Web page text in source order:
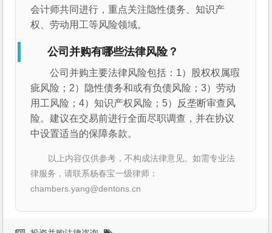
会计师共同进行，重点关注隐性债务、知识产
权、劳动用工等风险领域。
公司并购有哪些法律风险？
公司并购主要法律风险包括：1）股权权属瑕
疵风险；2）隐性债务和或有负债风险；3）劳动
用工风险；4）知识产权风险；5）反垄断审查风
险。建议在交易前进行全面尽职调查，并在协议
中设置适当的保障条款。
以上内容仅供参考，不构成法律意见。如需专业法
律服务，请联系杨春宝一级律师：
chambers.yang@dentons.cn